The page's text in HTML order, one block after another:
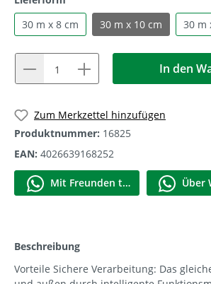
30 m x 8 cm
30 m x 10 cm 30 m
1 In den
Zum Merkzettel hinzufügen
Produktnummer: 16825
EAN: 4026639168252
Mit Frеunden teilen Über
Beschreibung
Vorteile Sichere Verarbeitung: Das